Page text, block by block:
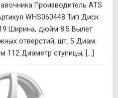
Производитель ATS
WHS060448 Тип Диск
Ширина, дюйм 8.5 Вылет
отверстий, шт. 5 Диам.
112 Диаметр ступицы, [...]